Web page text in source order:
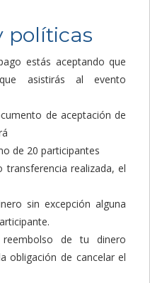
políticas
estás aceptando que
asistirás al evento
de aceptación de
de 20 participantes
realizada, el
sin excepción alguna
de tu dinero
obligación de cancelar el